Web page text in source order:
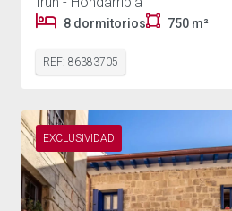
8 dormitorios 750 m²
REF: 86383705
EXCLUSIVIDAD